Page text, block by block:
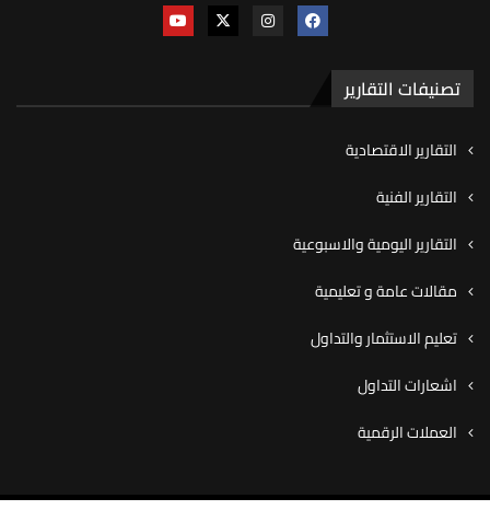
تصنيفات التقارير
التقارير الاقتصادية
التقارير الفنية
التقارير اليومية والاسبوعية
مقالات عامة و تعليمية
تعليم الاستثمار والتداول
اشعارات التداول
العملات الرقمية